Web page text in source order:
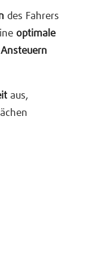
des Fahrers
optimale
Ansteuern
aus,